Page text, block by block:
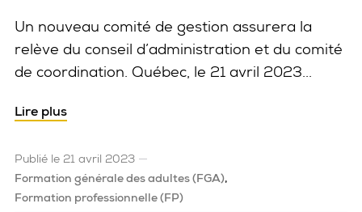
Un nouveau comité de gestion assurera la
relève du conseil d’administration et du comité
de coordination. Québec, le 21 avril 2023...
Lire plus
Publié le 21 avril 2023
Formation générale des adultes (FGA)
Formation professionnelle (FP)